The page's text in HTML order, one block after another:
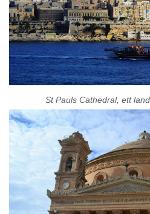
St Pauls Cathedral, ett